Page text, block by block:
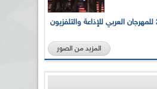
بالصور... الدورة الـ21 للمهرجان العربي للإذاعة والتلفزيون
المزيد من الصور